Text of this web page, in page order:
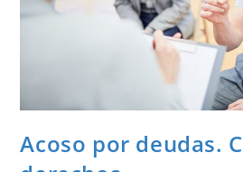
Acoso por deudas.